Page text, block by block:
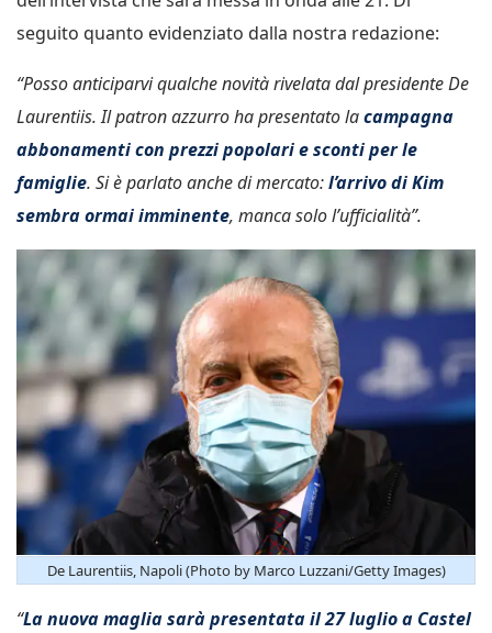
seguito quanto evidenziato dalla nostra redazione:
“Posso anticiparvi qualche novità rivelata dal presidente De
Laurentiis. Il patron azzurro ha presentato lacampagna
abbonamenti con prezzi popolari e sconti per le
famiglie. Si è parlato anche di mercato:l’arrivo di Kim
sembra ormai imminente, manca solo l’ufficialità”.
De Laurentiis, Napoli (Photo by Marco Luzzani/Getty Images)
“La nuova maglia sarà presentata il 27 luglio a Castel